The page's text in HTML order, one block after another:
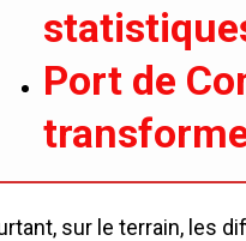
Port de
sur le terrain, les